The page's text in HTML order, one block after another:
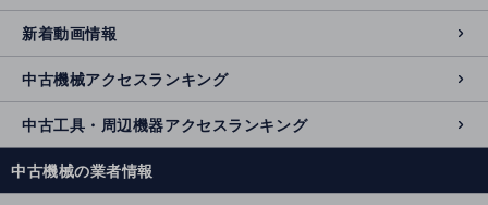
新着動画情報
中古機械アクセスランキング
中古工具・周辺機器アクセスランキング
中古機械の業者情報